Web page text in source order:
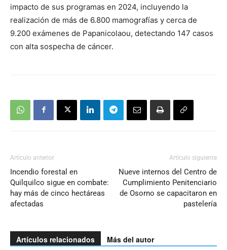
impacto de sus programas en 2024, incluyendo la
realización de más de 6.800 mamografías y cerca de
9.200 exámenes de Papanicolaou, detectando 147 casos
con alta sospecha de cáncer.
Artículo anterior
Incendio forestal en
Quilquilco sigue en combate:
hay más de cinco hectáreas
afectadas
Artículo siguiente
Nueve internos del Centro de
Cumplimiento Penitenciario
de Osorno se capacitaron en
pastelería
Artículos relacionados Más del autor